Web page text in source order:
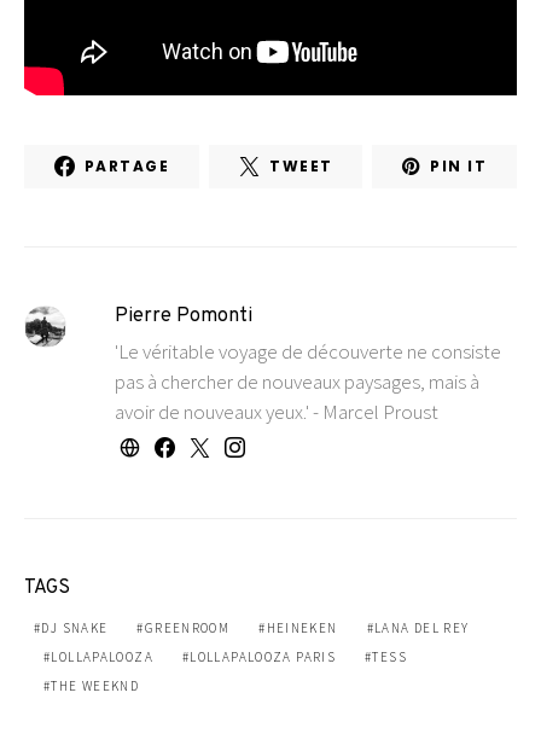
PARTAGE TWEET PIN IT
Pierre Pomonti
'Le véritable voyage de découverte ne consiste
pas à chercher de nouveaux paysages, mais à
avoir de nouveaux yeux.' - Marcel Proust
TAGS
DJ SNAKE GREENROOM HEINEKEN
LANA DEL REY
LOLLAPALOOZA
LOLLAPALOOZA PARIS
TESS
THE WEEKND